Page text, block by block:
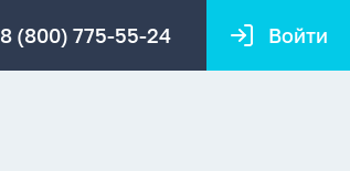
8 (800) 775-55-24 Войти